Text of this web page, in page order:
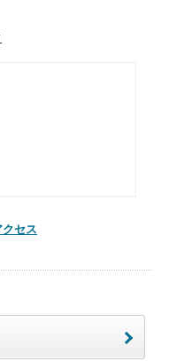
セス